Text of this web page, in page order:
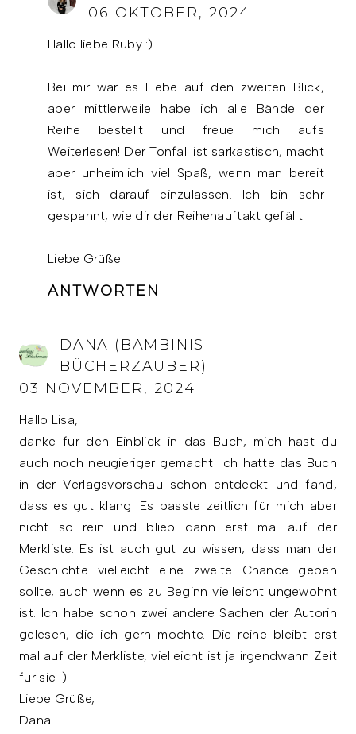
06 OKTOBER, 2024
Hallo liebe Ruby :)
Bei mir war es Liebe auf den zweiten Blick,
aber mittlerweile habe ich alle Bände der
Reihe bestellt und freue mich aufs
Weiterlesen! Der Tonfall ist sarkastisch, macht
aber unheimlich viel Spaß, wenn man bereit
ist, sich darauf einzulassen. Ich bin sehr
gespannt, wie dir der Reihenauftakt gefällt.
Liebe Grüße
ANTWORTEN
DANA (BAMBINIS
BÜCHERZAUBER)
03 NOVEMBER, 2024
Hallo Lisa,
danke für den Einblick in das Buch, mich hast du
auch noch neugieriger gemacht. Ich hatte das Buch
in der Verlagsvorschau schon entdeckt und fand,
dass es gut klang. Es passte zeitlich für mich aber
nicht so rein und blieb dann erst mal auf der
Merkliste. Es ist auch gut zu wissen, dass man der
Geschichte vielleicht eine zweite Chance geben
sollte, auch wenn es zu Beginn vielleicht ungewohnt
ist. Ich habe schon zwei andere Sachen der Autorin
gelesen, die ich gern mochte. Die reihe bleibt erst
mal auf der Merkliste, vielleicht ist ja irgendwann Zeit
für sie :)
Liebe Grüße,
Dana